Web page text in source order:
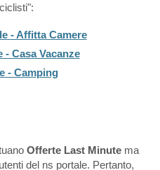
- Affitta Camere
Casa Vacanze
- Camping
Offerte Last Minutema
del ns portale. Pertanto,